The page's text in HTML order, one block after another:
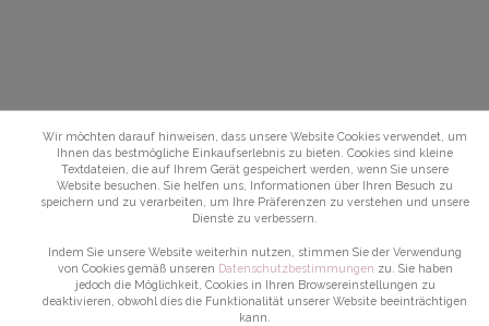
Wir möchten darauf hinweisen, dass unsere Website Cookies verwendet, um
Ihnen das bestmögliche Einkaufserlebnis zu bieten. Cookies sind kleine
Textdateien, die auf Ihrem Gerät gespeichert werden, wenn Sie unsere
Website besuchen. Sie helfen uns, Informationen über Ihren Besuch zu
speichern und zu verarbeiten, um Ihre Präferenzen zu verstehen und unsere
Dienste zu verbessern.
Indem Sie unsere Website weiterhin nutzen, stimmen Sie der Verwendung
von Cookies gemäß unseren Datenschutzbestimmungen zu. Sie haben
jedoch die Möglichkeit, Cookies in Ihren Browsereinstellungen zu
deaktivieren, obwohl dies die Funktionalität unserer Website beeinträchtigen
kann.